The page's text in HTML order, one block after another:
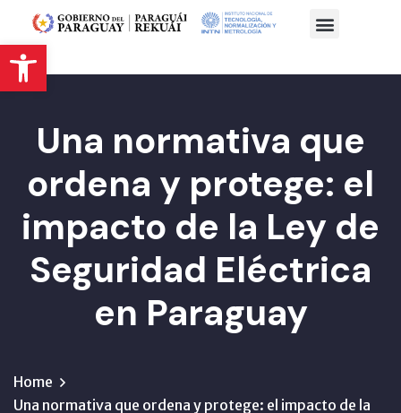
Abrir barra de herramientas
Una normativa que
ordena y protege: el
impacto de la Ley de
Seguridad Eléctrica
en Paraguay
Home
Una normativa que ordena y protege: el impacto de la